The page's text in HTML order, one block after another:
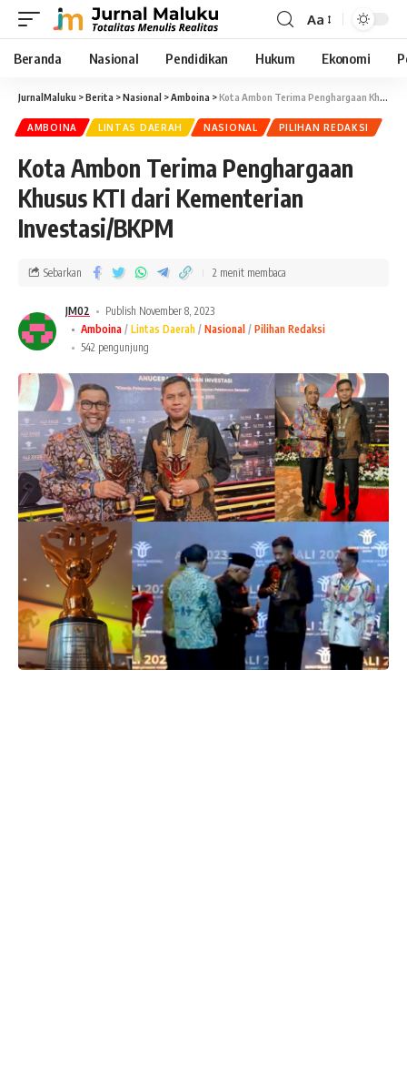
Aa
Beranda Nasional Pendidikan Hukum Ekonomi
JurnalMaluku >Berita >Nasional >Amboina >Kota Ambon Terima Penghargaan Khusus KTI dari Kementerian Investasi/BKPM
AMBOINA LINTAS DAERAH NASIONAL PILIHAN REDAKSI
Kota Ambon Terima Penghargaan
Khusus KTI dari Kementerian
Investasi/BKPM
JM02
Publish November 8, 2023
Amboina
Lintas Daerah Nasional
Pilihan Redaksi
542 pengunjung
Sebarkan 2 menit membaca